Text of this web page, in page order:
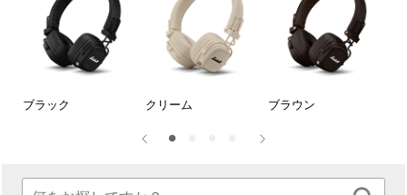
ブラック クリーム ブラウン